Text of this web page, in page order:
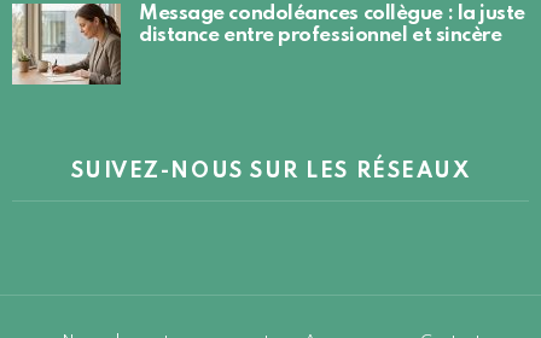
Message condoléances collègue : la juste
distance entre professionnel et sincère
SUIVEZ-NOUS SUR LES RÉSEAUX